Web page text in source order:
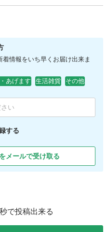
情報をいち早くお届け出来ま
あげます 生活雑貨 その他
する
メールで受け取る
で投稿出来る